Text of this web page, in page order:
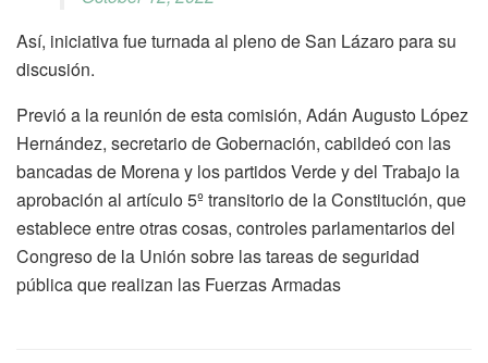
Así, iniciativa fue turnada al pleno de San Lázaro para su
discusión.
Previó a la reunión de esta comisión, Adán Augusto López
Hernández, secretario de Gobernación, cabildeó con las
bancadas de Morena y los partidos Verde y del Trabajo la
aprobación al artículo 5º transitorio de la Constitución, que
establece entre otras cosas, controles parlamentarios del
Congreso de la Unión sobre las tareas de seguridad
pública que realizan las Fuerzas Armadas